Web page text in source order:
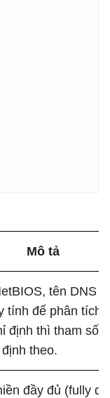
Mô tả
tên DNS
tính để phân tích.
định thì tham số /
theo.
đầy đủ (fully